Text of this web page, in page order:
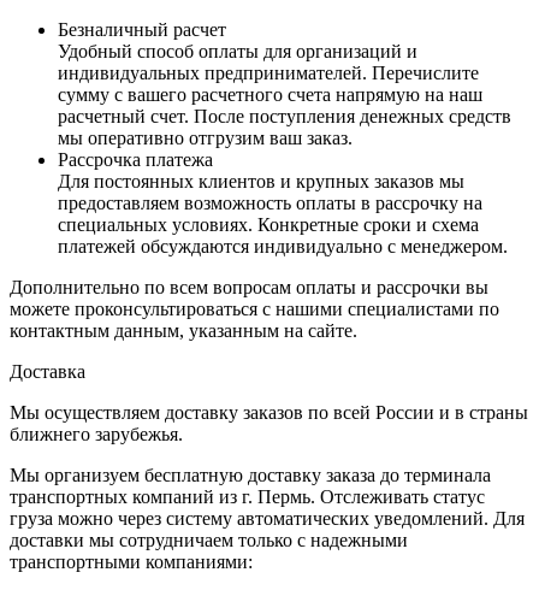
Безналичный расчет
Удобный способ оплаты для организаций и
индивидуальных предпринимателей. Перечислите
сумму с вашего расчетного счета напрямую на наш
расчетный счет. После поступления денежных средств
мы оперативно отгрузим ваш заказ.
Рассрочка платежа
Для постоянных клиентов и крупных заказов мы
предоставляем возможность оплаты в рассрочку на
специальных условиях. Конкретные сроки и схема
платежей обсуждаются индивидуально с менеджером.
Дополнительно по всем вопросам оплаты и рассрочки вы
можете проконсультироваться с нашими специалистами по
контактным данным, указанным на сайте.
Доставка
Мы осуществляем доставку заказов по всей России и в страны
ближнего зарубежья.
Мы организуем бесплатную доставку заказа до терминала
транспортных компаний из г. Пермь. Отслеживать статус
груза можно через систему автоматических уведомлений. Для
доставки мы сотрудничаем только с надежными
транспортными компаниями: